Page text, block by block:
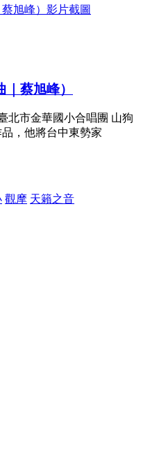
蔡旭峰）
北市金華國小合唱團 山狗
，他將台中東勢家
觀摩 天籟之音